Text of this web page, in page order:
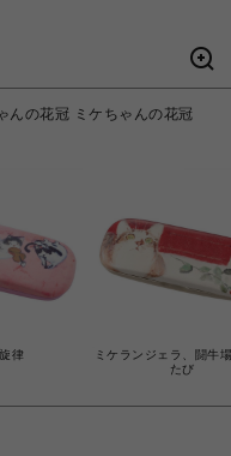
の花冠 ミケちゃんの花冠
律
ミケランジェラ、闘牛
たび